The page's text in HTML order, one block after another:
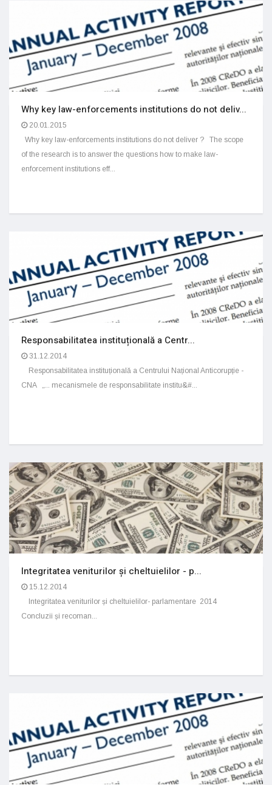
Why key law-enforcements institutions do not deliv...
20.01.2015
Why key law-enforcements institutions do not deliver ? The scope
of the research is to answer the questions how to make law-
enforcement institutions eff...
Responsabilitatea instituțională a Centr...
31.12.2014
Responsabilitatea instituțională a Centrului Național Anticorupție -
CNA „... mecanismele de responsabilitate institu&#...
Integritatea veniturilor și cheltuielilor - p...
15.12.2014
Integritatea veniturilor și cheltuielilor- parlamentare 2014
Concluzii și recoman...